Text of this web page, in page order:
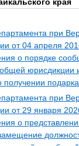
при
от 04 апреля
о порядке
юрисдикции
при
от 29 января
о